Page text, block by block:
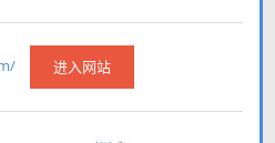
进入网站